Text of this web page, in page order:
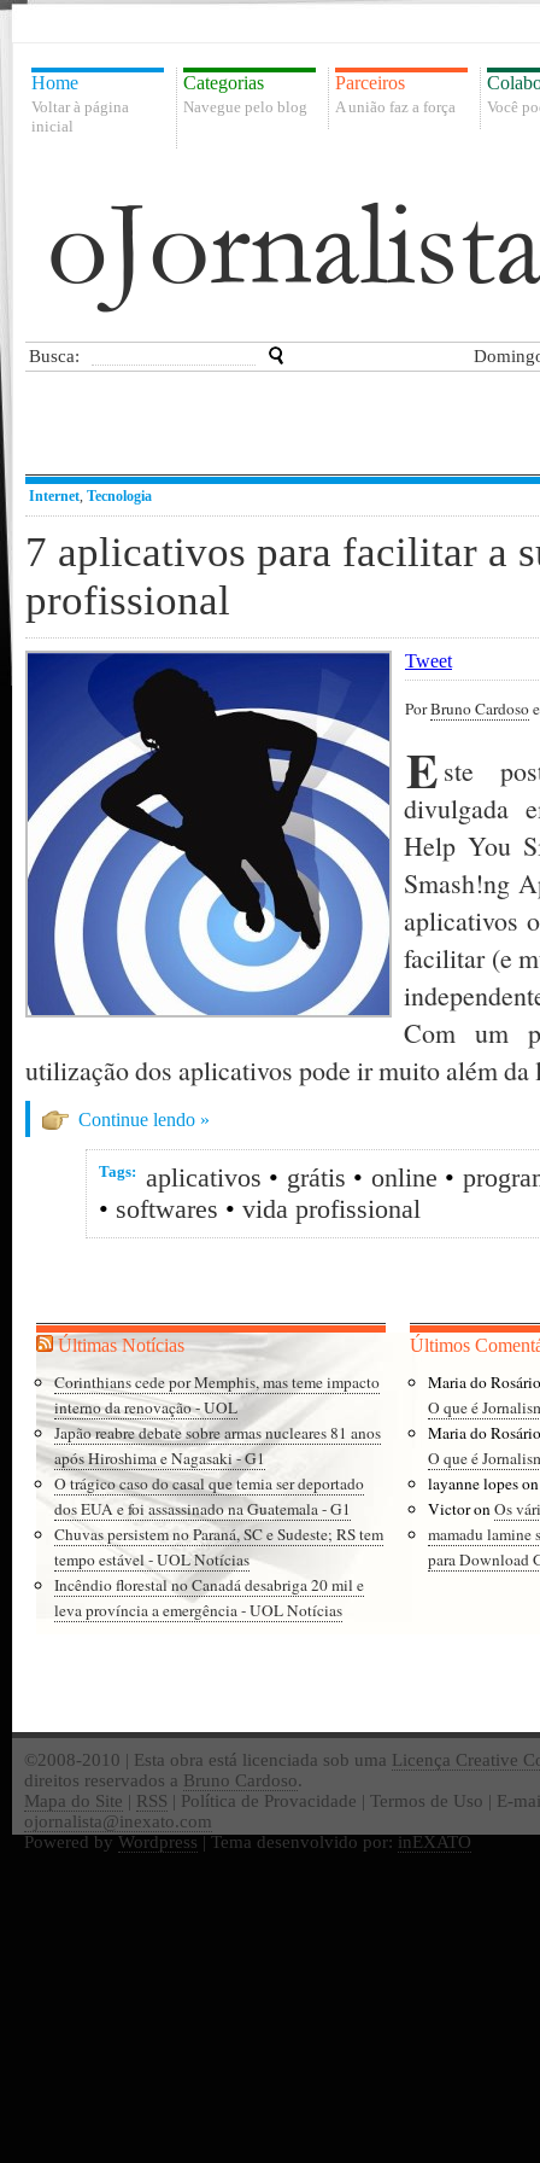
Home
Voltar à página
inicial
Categorias
Navegue pelo blog
Parceiros
A união faz a força Você
Busca:
Internet, Tecnologia
7 aplicativos para facilitar a
profissional
Tweet
PorBruno Cardoso
E ste
divulgada
Help You
Smash!ng
aplicativos
facilitar (e
Com um
utilização dos aplicativos pode ir muito além da
Continue lendo »
Tags: aplicativos • grátis • online •
• softwares • vida profissional
Últimas Notícias
Corinthians cede por Memphis, mas teme impacto
interno da renovação - UOL
Japão reabre debate sobre armas nucleares 81 anos
após Hiroshima e Nagasaki - G1
O trágico caso do casal que temia ser deportado
dos EUA e foi assassinado na Guatemala - G1
Chuvas persistem no Paraná, SC e Sudeste; RS tem
tempo estável - UOL Notícias
Incêndio florestal no Canadá desabriga 20 mil e
leva província a emergência - UOL Notícias
Últimos
Maria do
O que é
Maria do
O que é
layanne lopes
VictoronOs
mamadu lamine
para Download
©2008-2010 | Esta obra está licenciada sob uma Licença Creative
direitos reservados a Bruno Cardoso.
Mapa do Site | RSS | Política de Provacidade | Termos de Uso | E-
ojornalista@inexato.com
Powered by Wordpress | Tema desenvolvido por: inEXATO